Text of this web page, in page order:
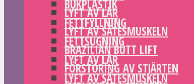
LYFT AV LÅR
LYFT AV SÄTESMUSKELN
BRAZILIAN BUTT LIFT
FÖRSTORING AV STJÄRTEN
BUKPLASTIK
FETTFYLLNING
FETTSUGNING
LYFT AV LÅR
LYFT AV SÄTESMUSKELN